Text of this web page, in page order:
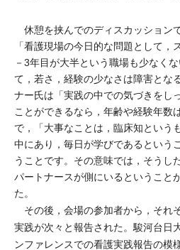
休憩を挟んでのディスカッション
「看護現場の今日的な問題として，
－3年目が大半という職場も少なく
て，若さ，経験の少なさは障害とな
ナー氏は「実践の中での気づきをし
ことができるなら，年齢や経験年数
で，「大事なことは，臨床知という
中にあり，毎日が学びであるという
うことです。その意味では，そうし
パートナースが側にいるということ
た。
その後，会場の参加者から，それ
実践が次々と報告された。駿河台日
ンファレンスでの看護実践報告の模